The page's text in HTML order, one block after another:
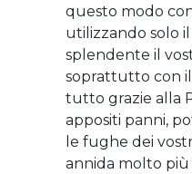
questo modo
utilizzando solo
splendente il
soprattutto con
tutto grazie alla
appositi panni,
le fughe dei
annida molto